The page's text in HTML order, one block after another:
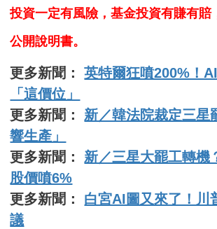
投資一定有風險，基金投資有賺有賠
公開說明書。
更多新聞：英特爾狂噴200%！
「這價位」
更多新聞： 新／韓法院裁定三星
響生產」
更多新聞： 新／三星大罷工轉機
股價噴6%
更多新聞： 白宮AI圖又來了！川
議